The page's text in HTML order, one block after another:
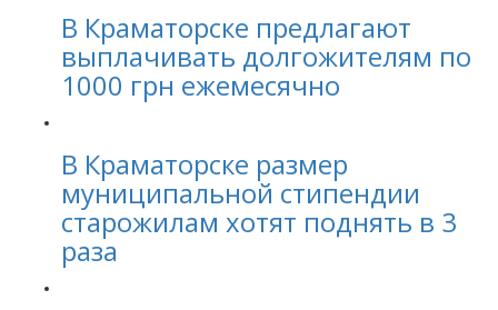
В Краматорске предлагают
выплачивать долгожителям по
1000 грн ежемесячно
В Краматорске размер
муниципальной стипендии
старожилам хотят поднять в 3
раза